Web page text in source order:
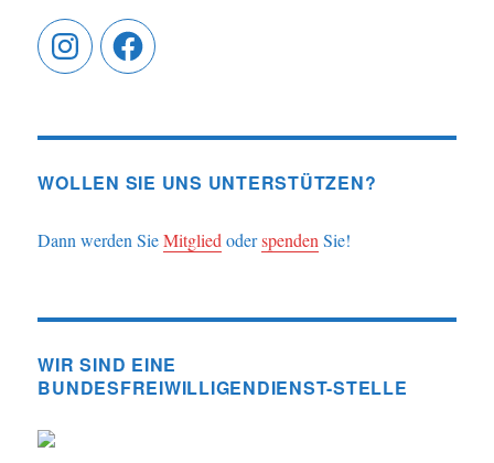
InstagramFacebook
WOLLEN SIE UNS UNTERSTÜTZEN?
Dann werden SieMitglied oderspenden Sie!
WIR SIND EINE
BUNDESFREIWILLIGENDIENST-STELLE